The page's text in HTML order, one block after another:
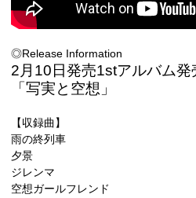
◎Release Information
2月10日発売1stアルバム発
「写実と空想」
【収録曲】
雨の終列車
夕景
ジレンマ
空想ガールフレンド